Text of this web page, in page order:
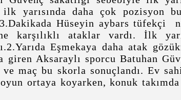
yarısında daha çok pozisyon
Hüseyin aybars tüfekçi
karşılıklı ataklar vardı. İlk
Eşmekaya daha atak
giren Aksaraylı sporcu Batuhan
maç bu skorla sonuçlandı. Ev
ortaya koyarken, konuk